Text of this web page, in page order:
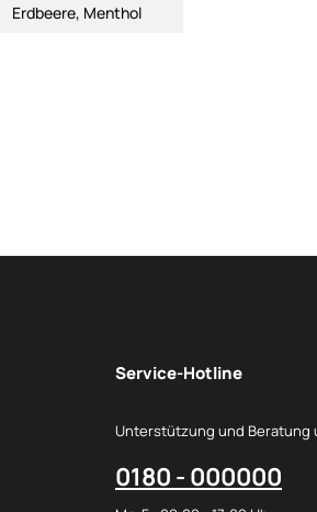
Erdbeere, Menthol
Service-Hotline
Unterstützung und Beratung
0180 - 000000